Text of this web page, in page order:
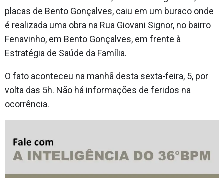
placas de Bento Gonçalves, caiu em um buraco onde
é realizada uma obra na Rua Giovani Signor, no bairro
Fenavinho, em Bento Gonçalves, em frente à
Estratégia de Saúde da Família.
O fato aconteceu na manhã desta sexta-feira, 5, por
volta das 5h. Não há informações de feridos na
ocorrência.